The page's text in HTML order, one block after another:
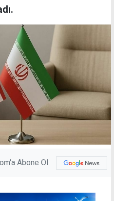
Abone Ol